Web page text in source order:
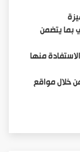
بما يتضمن
منها
خلال مواقع